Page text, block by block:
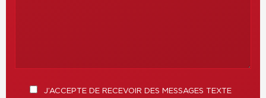
J’ACCEPTE DE RECEVOIR DES MESSAGES TEXTE